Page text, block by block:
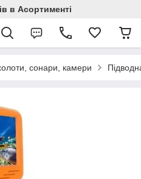
в Асортименті
сонари, камери